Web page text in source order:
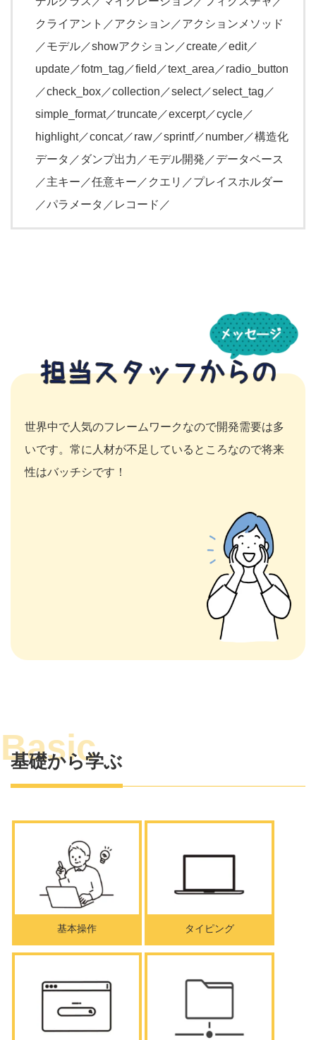
クライアント／アクション／アクションメソッド
／モデル／showアクション／create／edit／
update／fotm_tag／field／text_area／radio_button
／check_box／collection／select／select_tag／
simple_format／truncate／excerpt／cycle／
highlight／concat／raw／sprintf／number／構造化
データ／ダンプ出力／モデル開発／データベース
／主キー／任意キー／クエリ／プレイスホルダー
／パラメータ／レコード／
世界中で人気のフレームワークなので開発需要は多
いです。常に人材が不足しているところなので将来
性はバッチシです！
基礎から学ぶ
基本操作 タイピング